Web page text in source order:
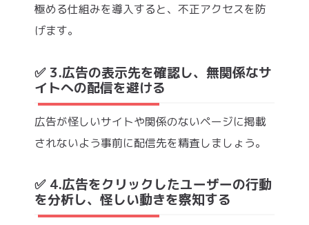
極める仕組みを導入すると、不正アクセスを防
げます。
✅ 3.広告の表示先を確認し、無関係なサ
イトへの配信を避ける
広告が怪しいサイトや関係のないページに掲載
されないよう事前に配信先を精査しましょう。
✅ 4.広告をクリックしたユーザーの行動
を分析し、怪しい動きを察知する